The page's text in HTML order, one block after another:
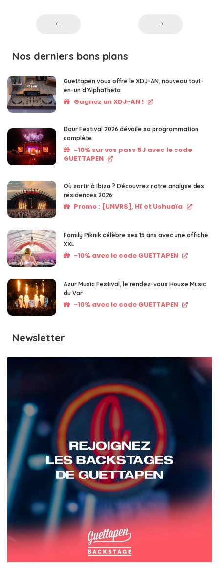
Nos derniers bons plans
Guettapen vous offre le XDJ-AN, nouveau tout-
en-un d’AlphaTheta
Gagnez un XDJ-AN !
Dour Festival 2026 dévoile sa programmation
complète
-10% sur vos pass 5J avec le code
GUETTAPEN
Où sortir à Ibiza ? Découvrez notre analyse des
résidences 2026
Promo : [UNVRS], Hï et Ushuaïa
Family Piknik célèbre ses 15 ans avec une affiche
XXL
-10% avec le code GUETTAPEN
Azur Music Festival, le rendez-vous House Music
du Var
-10% avec le code GUETTAPEN
Newsletter